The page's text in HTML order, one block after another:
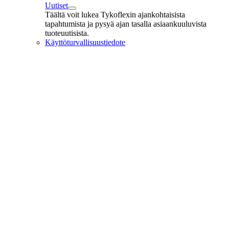
Uutiset
Täältä voit lukea Tykoflexin ajankohtaisista
tapahtumista ja pysyä ajan tasalla asiaankuuluvista
tuoteuutisista.
Käyttöturvallisuustiedote